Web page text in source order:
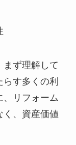
まず理解して
す多くの利
、リフォーム
く、資産価値